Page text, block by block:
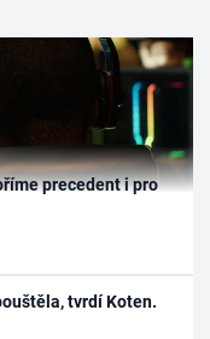
precedent i pro
tvrdí Koten.